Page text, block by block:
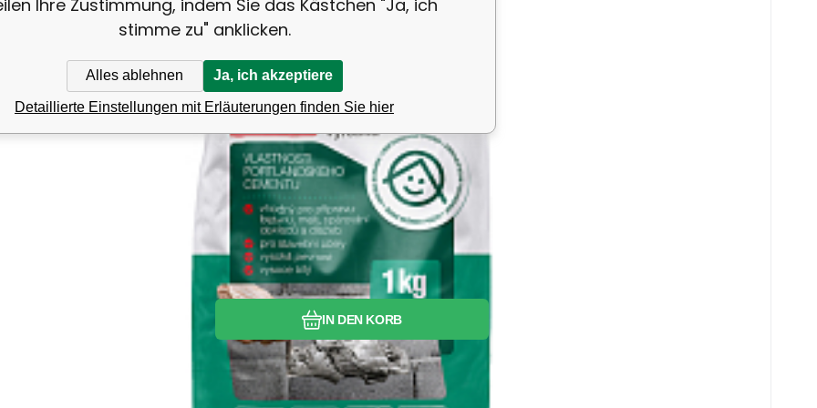
IN DEN KORB
Favorit
Vergleichen Sie
Ihre Zustimmung, indem Sie das Kästchen "Ja, ich
stimme zu" anklicken.
Alles ablehnen Ja, ich akzeptiere
Detaillierte Einstellungen mit Erläuterungen finden Sie hier